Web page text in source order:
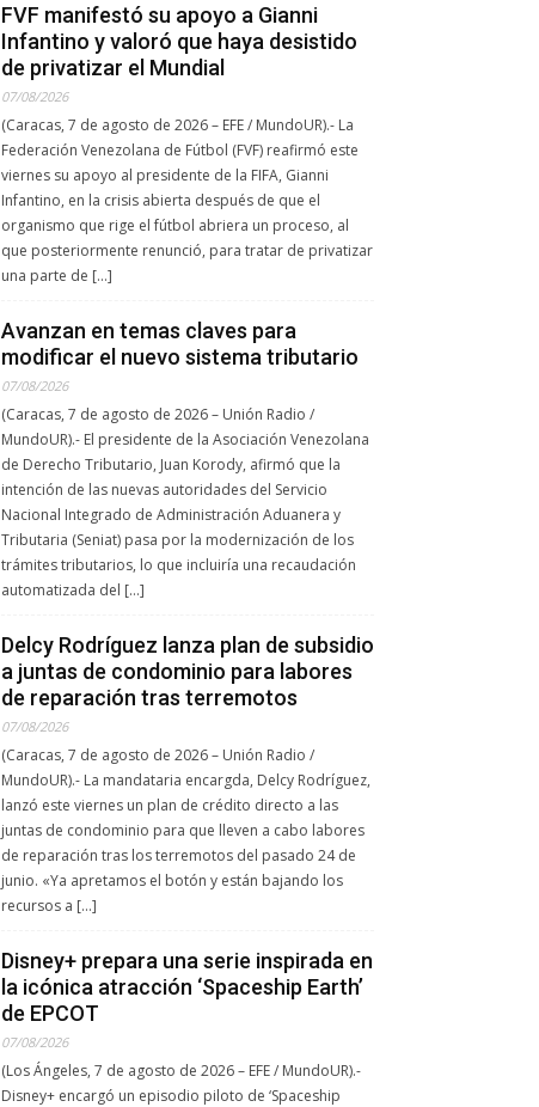
FVF manifestó su apoyo a Gianni
Infantino y valoró que haya desistido
de privatizar el Mundial
07/08/2026
(Caracas, 7 de agosto de 2026 – EFE / MundoUR).- La
Federación Venezolana de Fútbol (FVF) reafirmó este
viernes su apoyo al presidente de la FIFA, Gianni
Infantino, en la crisis abierta después de que el
organismo que rige el fútbol abriera un proceso, al
que posteriormente renunció, para tratar de privatizar
una parte de […]
Avanzan en temas claves para
modificar el nuevo sistema tributario
07/08/2026
(Caracas, 7 de agosto de 2026 – Unión Radio /
MundoUR).- El presidente de la Asociación Venezolana
de Derecho Tributario, Juan Korody, afirmó que la
intención de las nuevas autoridades del Servicio
Nacional Integrado de Administración Aduanera y
Tributaria (Seniat) pasa por la modernización de los
trámites tributarios, lo que incluiría una recaudación
automatizada del […]
Delcy Rodríguez lanza plan de subsidio
a juntas de condominio para labores
de reparación tras terremotos
07/08/2026
(Caracas, 7 de agosto de 2026 – Unión Radio /
MundoUR).- La mandataria encargda, Delcy Rodríguez,
lanzó este viernes un plan de crédito directo a las
juntas de condominio para que lleven a cabo labores
de reparación tras los terremotos del pasado 24 de
junio. «Ya apretamos el botón y están bajando los
recursos a […]
Disney+ prepara una serie inspirada en
la icónica atracción ‘Spaceship Earth’
de EPCOT
07/08/2026
(Los Ángeles, 7 de agosto de 2026 – EFE / MundoUR).-
Disney+ encargó un episodio piloto de ‘Spaceship